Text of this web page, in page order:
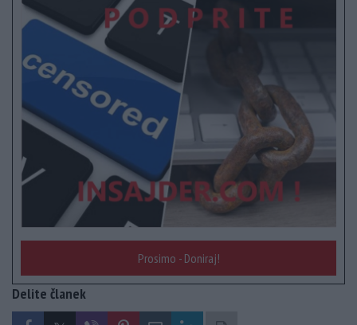
Prosimo - Doniraj!
Delite članek